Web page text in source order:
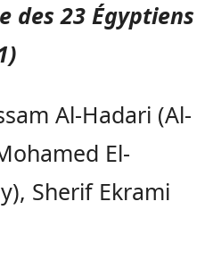
des 23 Égyptiens
Al-Hadari (Al-
El-
Sherif Ekrami